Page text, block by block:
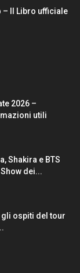
– Il Libro ufficiale
2026 –
utili
Shakira e BTS
dei...
ospiti del tour